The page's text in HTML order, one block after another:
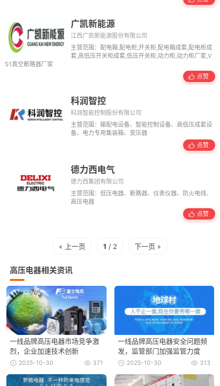
广凯新能源
江西广凯新能源股份有限公司
主营范围：配电箱,配电柜,开关柜,配电箱成套,配电柜成
套,高低压开关柜成套,低压开关柜,动力柜,动力柜厂家,V
S1真空断路器厂家
点赞
科润智控
科润智能控制股份有限公司
主营范围：输配电设备、智能控制设备、高低压成套设
备、电力专用集装箱、变压器
点赞
德力西电气
德力西集团有限公司
主营范围：低压电器、断路器、仪表仪器、防火电线、
高压电器
点赞
« 上一页 1 / 2 下一页 »
高压电器相关资讯
一线品牌高压电器市场竞争激
烈，企业加速技术创新
371
2025-10-30
一线品牌高压电器安全问题频
发，监管部门加强监管力度
313
2025-10-30